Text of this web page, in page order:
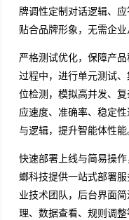
牌调性定制对话逻辑、
贴合品牌形象，无需企
严格测试优化，保障产
过程中，进行单元测试
位检测，模拟高并发、
应速度、准确率、稳定
与逻辑，提升智能体性能
快速部署上线与简易操
螂科技提供一站式部署
业技术团队，后台界面
理、数据查看、规则调